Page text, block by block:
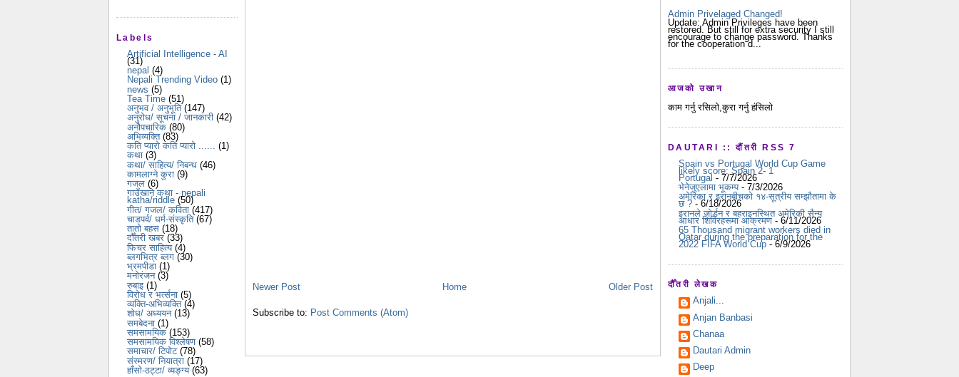
Labels
Artificial Intelligence - AI
(31)
nepal (4)
Nepali Trending Video (1)
news (5)
Tea Time (51)
अनुभव / अनुभूति (147)
अनुरोध/ सूचना / जानकारी (42)
अनौपचारिक (80)
अभिव्यक्ति (83)
कति प्यारो कति प्यारो ...... (1)
कथा (3)
कथा/ साहित्य/ निबन्ध (46)
कामलाग्ने कुरा (9)
गजल (6)
गाउँखाने कथा - nepali
katha/riddle (50)
गीत/ गजल/ कविता (417)
चाडपर्व/ धर्म-संस्कृति (67)
तातो बहस (18)
दौँतरी खबर (33)
फिचर साहित्य (4)
ब्लगभित्र ब्लग (30)
भ्रमपीडा (1)
मनोरंजन (3)
रुबाइ (1)
विरोध र भर्त्सना (5)
व्यक्ति-अभिव्यक्ति (4)
शोध/ अध्ययन (13)
समबेदना (1)
समसामयिक (153)
समसामयिक विश्लेषण (58)
समाचार/ टिपोट (78)
संस्मरण/ नियात्रा (17)
हाँसो-ठट्टा/ व्यङ्ग्य (63)
Newer Post Older Post
Home
Subscribe to: Post Comments (Atom)
Admin Privelaged Changed!
Update: Admin Privileges have been
restored. But still for extra security I still
encourage to change password. Thanks
for the cooperation d...
आजको उखान
काम गर्नु रसिलो,कुरा गर्नु हंसिलो
DAUTARI :: दौंतरी RSS 7
Spain vs Portugal World Cup Game
likely score: Spain 2- 1
Portugal - 7/7/2026
भेनेजुएलामा भूकम्प- 7/3/2026
अमेरिका र इरानबीचको १४-सूत्रीय सम्झौतामा के
छ ? - 6/18/2026
इरानले जोर्डन र बहराइनस्थित अमेरिकी सैन्य
आधार शिविरहरूमा आक्रमण- 6/11/2026
65 Thousand migrant workers died in
Qatar during the preparation for the
2022 FIFA World Cup - 6/9/2026
दौँतरी लेखक
Anjali...
Anjan Banbasi
Chanaa
Dautari Admin
Deep